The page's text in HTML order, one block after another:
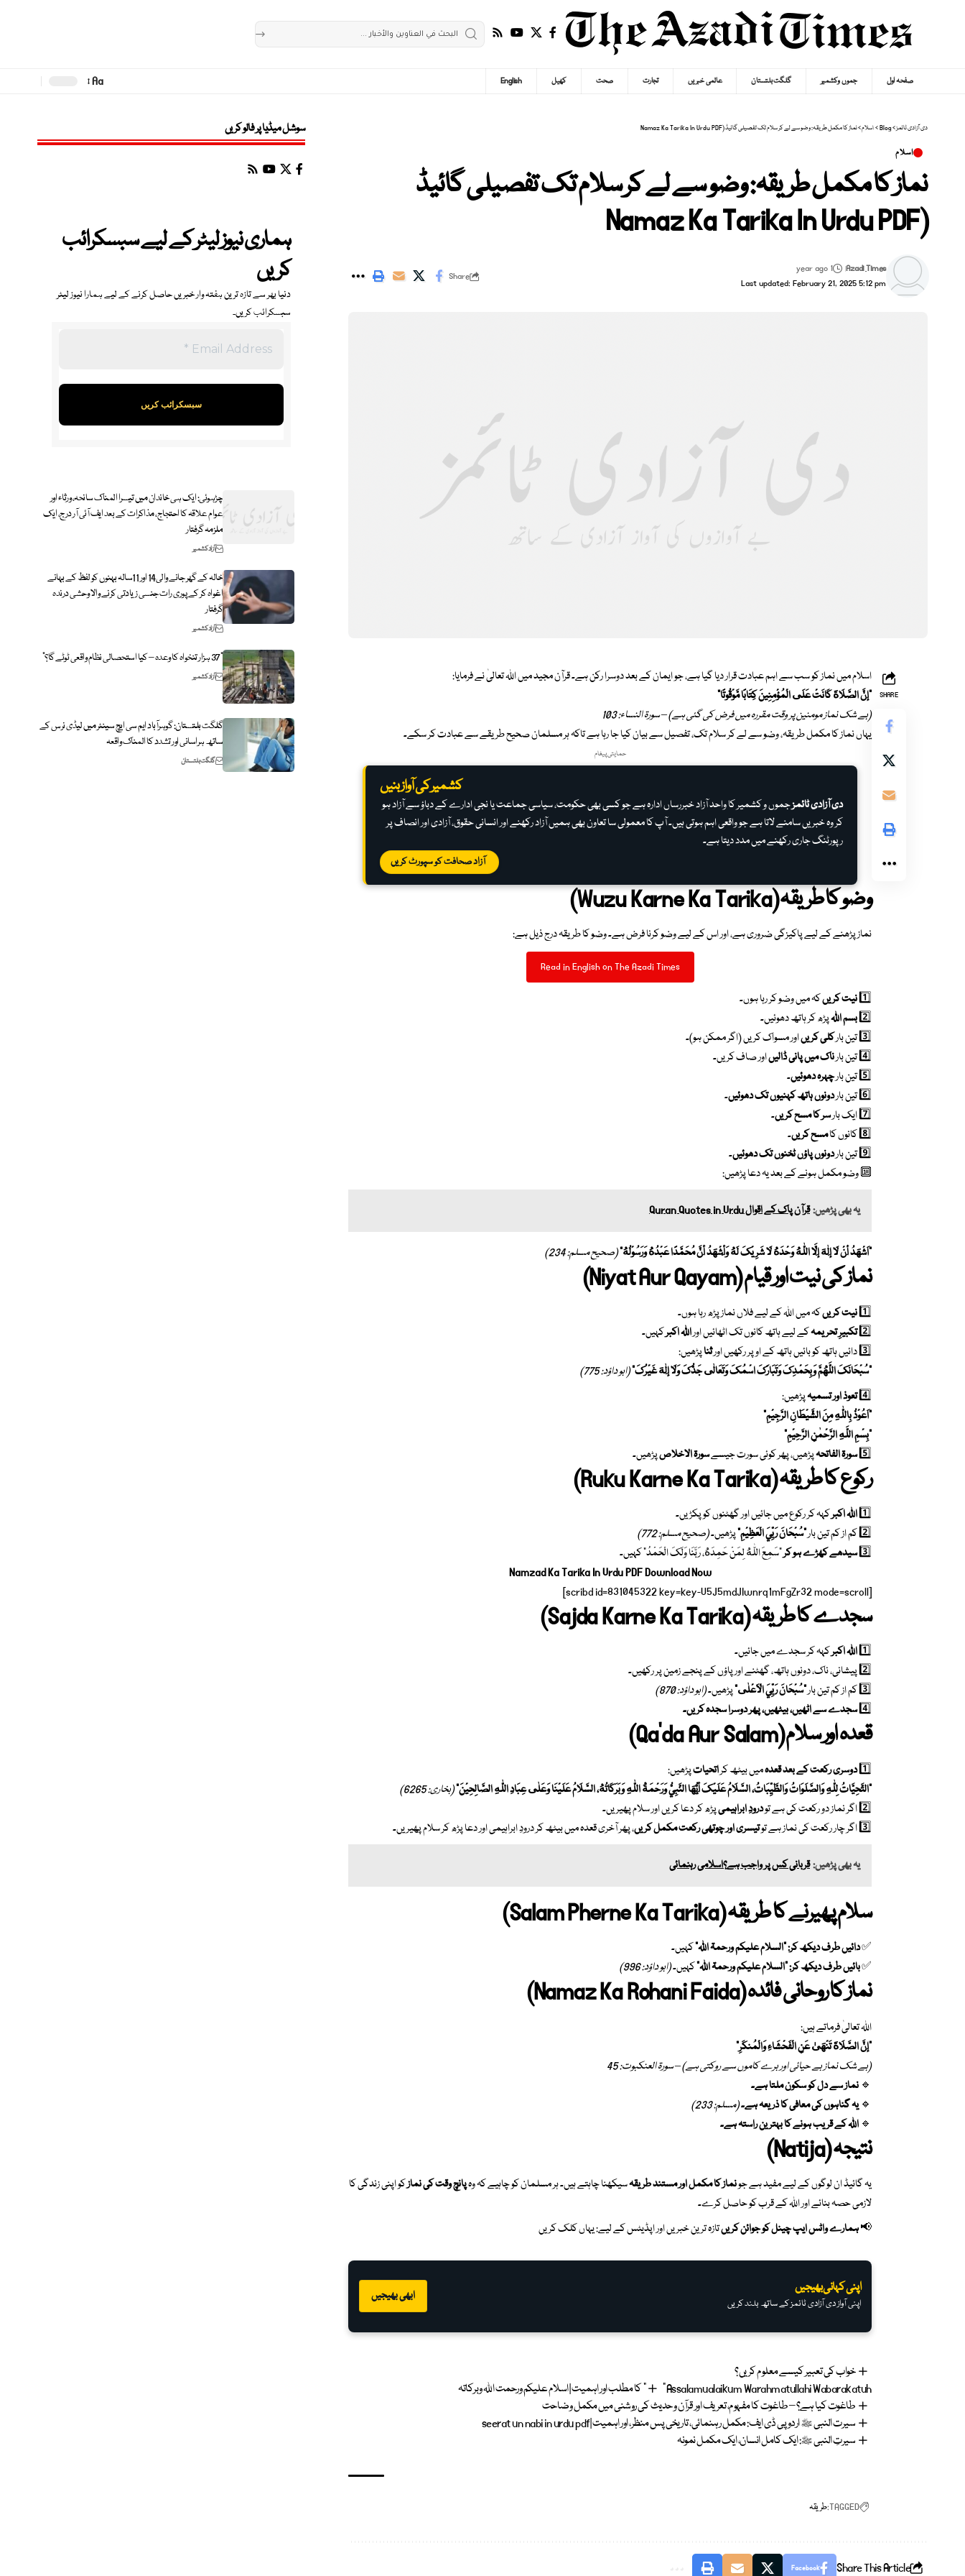
صفحہ اول جموں وکشمیر گلگت بلتستان عالمی خبریں تجارت صحت کھیل English
Font
Aa
دی آزادی ٹائمز>
Blog
>اسلام>نماز کا مکمل طریقہ: وضو سے لے کر سلام تک تفصیلی گائیڈ (Namaz Ka Tarika In Urdu PDF
اسلام
نماز کا مکمل طریقہ: وضو سے لے کر سلام تک تفصیلی گائیڈ
(Namaz Ka Tarika In Urdu PDF
Last updated: February 21, 2025 5:12 pm
Azadi Times
1 year ago
Share
SHARE
اسلام میں نماز کو سب سے اہم عبادت قرار دیا گیا ہے، جو ایمان کے بعد دوسرا رکن ہے۔ قرآن مجید میں اللہ تعالیٰ نے فرمایا:
“إِنَّ الصَّلَاةَ كَانَتْ عَلَى الْمُؤْمِنِينَ كِتَابًا مَّوْقُوتًا”
(بے شک نماز مومنین پر وقت مقررہ میں فرض کی گئی ہے) – سورۃ النساء: 103
یہاں نماز کا مکمل طریقہ، وضو سے لے کر سلام تک، تفصیل سے بیان کیا جا رہا ہے تاکہ ہر مسلمان صحیح طریقے سے عبادت کر سکے۔
حمایتی پیغام
کشمیر کی آواز بنیں
دی آزادی ٹائمزجموں و کشمیر کا واحد آزاد خبررساں ادارہ ہے جو کسی بھی حکومت، سیاسی جماعت یا نجی ادارے کے دباؤ سے آزاد ہو
کر وہ خبریں سامنے لاتا ہے جو واقعی اہم ہوتی ہیں۔ آپ کا معمولی سا تعاون بھی ہمیں آزاد رکھنے اور انسانی حقوق، آزادی اور انصاف پر
رپورٹنگ جاری رکھنے میں مدد دیتا ہے۔
آزاد صحافت کو سپورٹ کریں
وضو کا طریقہ(Wuzu Karne Ka Tarika)
نماز پڑھنے کے لیے پاکیزگی ضروری ہے، اور اس کے لیے وضو کرنا فرض ہے۔ وضو کا طریقہ درج ذیل ہے:
Read in English on The Azadi Times
1️⃣نیت کریںکہ میں وضو کر رہا ہوں۔
2️⃣بسم اللہپڑھ کر ہاتھ دھوئیں۔
3️⃣ تین بار
کلی کریںاور مسواک کریں (اگر ممکن ہو)۔
4️⃣ تین بار
ناک میں پانی ڈالیںاور صاف کریں۔
5️⃣ تین بار
چہرہ دھوئیں۔
6️⃣ تین بار
دونوں ہاتھ کہنیوں تک دھوئیں۔
7️⃣ ایک بار
سر کا مسح کریں۔
8️⃣ کانوں کا
مسح کریں۔
9️⃣ تین بار
دونوں پاؤں ٹخنوں تک دھوئیں۔
🔟 وضو مکمل ہونے کے بعد یہ دعا پڑھیں:
یہ بھی پڑھیں:قرآن پاک کے اقوال Quran Quotes in Urdu
“اَشْهَدُ أَنْ لَا إِلٰهَ إِلَّا اللّٰهُ وَحْدَهُ لَا شَرِيْكَ لَهُ وَأَشْهَدُ أَنَّ مُحَمَّدًا عَبْدُهُ وَرَسُوْلُهُ”(صحیح مسلم: 234)
نماز کی نیت اور قیام(Niyat Aur Qayam)
1️⃣نیت کریںکہ میں اللہ کے لیے فلاں نماز پڑھ رہا ہوں۔
2️⃣تکبیرِ تحریمہکے لیے ہاتھ کانوں تک اٹھائیں اوراللہ اکبرکہیں۔
3️⃣ دائیں ہاتھ کو بائیں ہاتھ کے اوپر رکھیں اور
ثناپڑھیں:
“سُبْحَانَكَ اللَّهُمَّ وَبِحَمْدِكَ وَتَبَارَكَ اسْمُكَ وَتَعَالٰى جَدُّكَ وَلَا إِلٰهَ غَيْرُكَ”(ابو داؤد: 775)
4️⃣تعوذ اور تسمیہپڑھیں:
“اَعُوْذُ بِاللّٰهِ مِنَ الشَّيْطَانِ الرَّجِيْمِ”
“بِسْمِ اللَّهِ الرَّحْمٰنِ الرَّحِيْمِ”
5️⃣سورۃ الفاتحہپڑھیں، پھر کوئی سورت جیسےسورۃ الاخلاصپڑھیں۔
رکوع کا طریقہ(Ruku Karne Ka Tarika)
1️⃣اللہ اکبرکہہ کر رکوع میں جائیں اور گھٹنوں کو پکڑیں۔
2️⃣ کم از کم تین بار
“سُبْحَانَ رَبِّيَ الْعَظِيْمِ”پڑھیں۔(صحیح مسلم: 772)
3️⃣سیدھے کھڑے ہو کر“سَمِعَ اللّٰهُ لِمَنْ حَمِدَهُ، رَبَّنَا وَلَكَ الْحَمْدُ” کہیں۔
Namzad Ka Tarika In Urdu PDF Download Now
[scribd id=831045322 key=key-U5J5mdJIwnrq1mFgZr32 mode=scroll]
سجدے کا طریقہ(Sajda Karne Ka Tarika)
1️⃣اللہ اکبرکہہ کر سجدے میں جائیں۔
2️⃣ پیشانی، ناک، دونوں ہاتھ، گھٹنے اور پاؤں کے پنجے زمین پر رکھیں۔
3️⃣ کم از کم تین بار
“سُبْحَانَ رَبِّيَ الْاَعْلٰى”پڑھیں۔(ابو داؤد: 870)
4️⃣سجدے سے اٹھیں، بیٹھیں، پھر دوسرا سجدہ کریں۔
قعدہ اور سلام(Qa’da Aur Salam)
1️⃣دوسری رکعت کے بعد قعدہمیں بیٹھ کراتحیاتپڑھیں:
“التَّحِيَّاتُ لِلّٰهِ وَالصَّلَوَاتُ وَالطَّيِّبَاتُ، السَّلَامُ عَلَيْكَ أَيُّهَا النَّبِيُّ وَرَحْمَةُ اللّٰهِ وَبَرَكَاتُهُ، السَّلَامُ عَلَيْنَا وَعَلٰى عِبَادِ اللّٰهِ الصَّالِحِيْنَ”(بخاری: 6265)
2️⃣ اگر نماز دو رکعت کی ہے تو
درودِ ابراہیمیپڑھ کر دعا کریں اور سلام پھیریں۔
3️⃣ اگر چار رکعت کی نماز ہے تو
تیسری اور چوتھی رکعت مکمل کریں، پھر آخری قعدہ میں بیٹھ کر درودِ ابراہیمی اور دعا پڑھ کر سلام پھیریں۔
یہ بھی پڑھیں:قربانی کس پر واجب ہے؟اسلامی رہنمائی
سلام پھیرنے کا طریقہ(Salam Pherne Ka Tarika)
✅دائیں طرف دیکھ کر:“السلام علیکم ورحمۃ اللہ”کہیں۔
✅بائیں طرف دیکھ کر:“السلام علیکم ورحمۃ اللہ”کہیں۔(ابو داؤد: 996)
نماز کا روحانی فائدہ(Namaz Ka Rohani Faida)
اللہ تعالیٰ فرماتے ہیں:
“إِنَّ الصَّلَاةَ تَنْهَىٰ عَنِ الْفَحْشَاءِ وَالْمُنكَرِ”
(بے شک نماز بے حیائی اور برے کاموں سے روکتی ہے) – سورۃ العنکبوت: 45
🔹 نماز سے دل کو سکون ملتا ہے۔
🔹یہ گناہوں کی معافی کا ذریعہ ہے۔(مسلم: 233)
🔹 اللہ کے قریب ہونے کا بہترین راستہ ہے۔
نتیجہ(Natija)
یہ گائیڈ ان لوگوں کے لیے مفید ہے جونماز کا مکمل اور مستند طریقہسیکھنا چاہتے ہیں۔ ہر مسلمان کو چاہیے کہ وہپانچ وقت کی نمازکو اپنی زندگی کا
لازمی حصہ بنائے اور اللہ کے قرب کو حاصل کرے۔
📢ہمارے واٹس ایپ چینل کو جوائن کریںتازہ ترین خبریں اور اپڈیٹس کے لیے:یہاں کلک کریں
اپنی کہانی بھیجیں
اپنی آواز دی آزادی ٹائمز کے ساتھ بلند کریں
ابھی بھیجیں
خواب کی تعبیر کیسے معلوم کریں؟
“Assalamualaikum Warahmatullahi Wabarakatuh” کا مطلب اور اہمیت | اسلام علیکم ورحمت اللہ وبرکاتہ
طاغوت کیا ہے؟ – طاغوت کا مفہوم، تعریف اور قرآن و حدیث کی روشنی میں مکمل وضاحت
سیرت النبی ﷺ اردو پی ڈی ایف: مکمل رہنمائی، تاریخی پس منظر، اور اہمیت | seerat un nabi in urdu pdf
سیرتِ النبی ﷺ: ایک کامل انسان، ایک مکمل نمونہ
TAGGED:طریقہ
Share This Article
Facebook
سوشل میڈیا پر فالو کریں
ہماری نیوز لیٹر کے لیے سبسکرائب
کریں
دنیا بھر سے تازہ ترین ہفتہ وار خبریں حاصل کرنے کے لیے ہمارا نیوز لیٹر
سبسکرائب کریں۔
چڑہوئی: ایک ہی خاندان میں تیسرا المناک سانحہ، ورثاء اور
عوام علاقہ کا احتجاج، مذاکرات کے بعد ایف آئی آر درج، ایک
ملزمہ گرفتار
آزاد کشمیر
خالہ کے گھر جانے والی14 اور 11سالہ بہنوں کو لفظ کے بہانے
اغواہ کر کے پوری رات جنسی زیادتی کرنے والا وحشی درندہ
گرفتار
آزاد کشمیر
“37 ہزار تنخواہ کا وعدہ – کیا استحصالی نظام واقعی ٹوٹے گا؟”
آزاد کشمیر
گلگت بلتستان: گوہرآباد ایم سی ایچ سینٹر میں لیڈی نرس کے
ساتھ ہراسانی اور تشدد کا المناک واقعہ
گلگت بلتستان